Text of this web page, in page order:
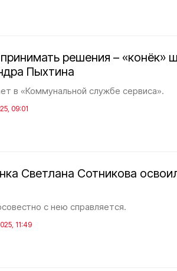
решения – «конёк»
Пыхтина
в «Коммунальной службе сервиса».
09:01
Светлана Сотникова
с нею справляется.
11:49